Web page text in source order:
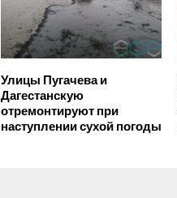
Улицы Пугачева и
Дагестанскую
отремонтируют при
наступлении сухой погоды